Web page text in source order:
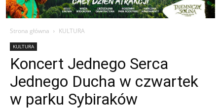
Strona główna KULTURA
KULTURA
Koncert Jednego Serca
Jednego Ducha w czwartek
w parku Sybiraków